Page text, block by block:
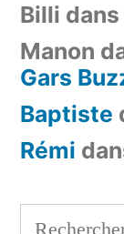
Billi dans
Manon
Gars
Baptiste
Rémi
Rechercher :